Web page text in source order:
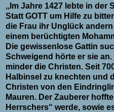
,,Im Jahre 1427 lebte in der
Statt GOTT um Hilfe zu
die Frau ihr Unglück
einem berüchtigten
Die gewissenlose Gattin
Schweigend hörte er sie
minder die Christen. Seit
Halbinsel zu knechten und
Christen von den
Mauren. Der Zauberer
Herrschers“ werde, sowie